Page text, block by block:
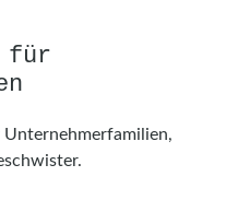
für